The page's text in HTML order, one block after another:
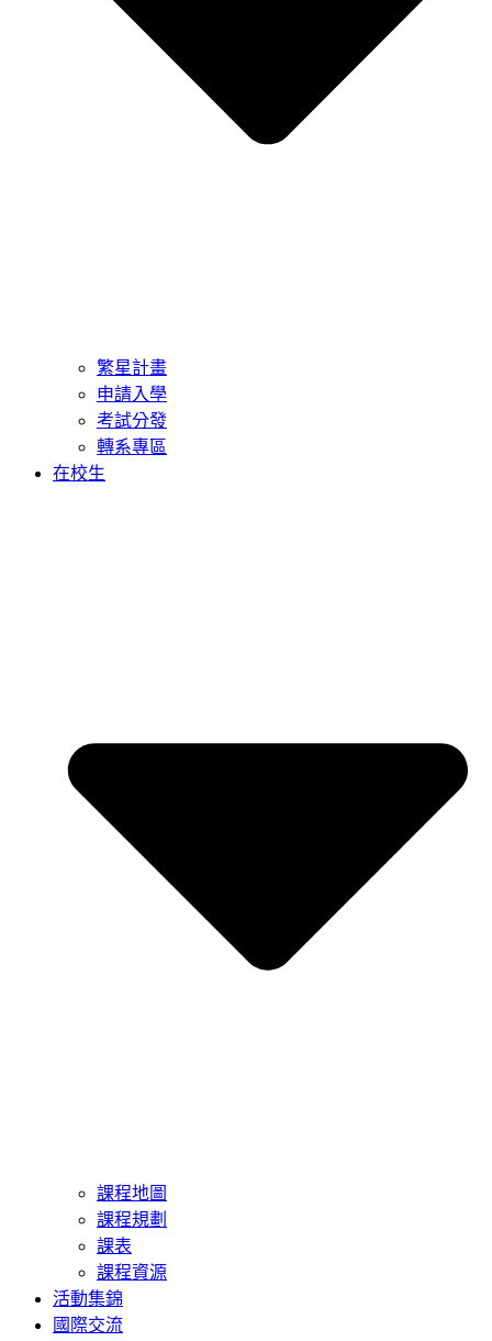
繁星計畫
申請入學
考試分發
轉系專區
在校生
課程地圖
課程規劃
課表
課程資源
活動集錦
國際交流